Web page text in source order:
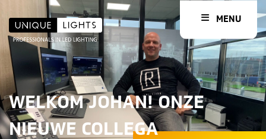
MENU
WELKOM JOHAN! ONZE
NIEUWE COLLEGA